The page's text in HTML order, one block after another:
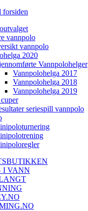
forsiden
vannpolo
vannpolo
2020
Vannpolohelger
Vannpolohelga 2017
Vannpolohelga 2018
Vannpolohelga 2019
seriespill vannpolo
I VANN